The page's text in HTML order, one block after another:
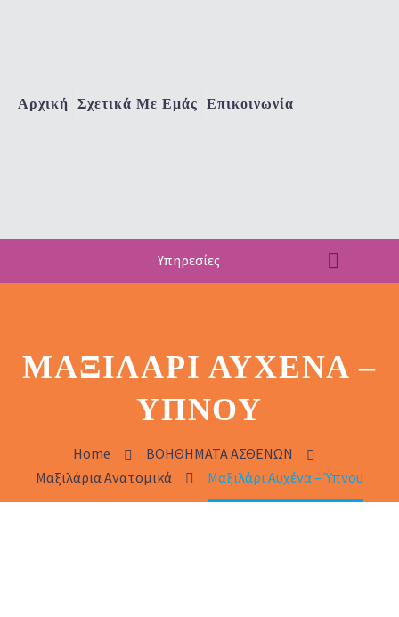
Αρχική Σχετικά Με Εμάς Επικοινωνία
Υπηρεσίες
ΜΑΞΙΛΆΡΙ ΑΥΧΈΝΑ –
ΎΠΝΟΥ
Home
ΒΟΗΘΗΜΑΤΑ ΑΣΘΕΝΩΝ
Μαξιλάρια Ανατομικά
Μαξιλάρι Αυχένα – Ύπνου